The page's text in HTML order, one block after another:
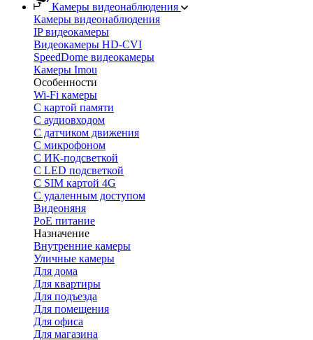
Камеры видеонаблюдения
Камеры видеонаблюдения
IP видеокамеры
Видеокамеры HD-CVI
SpeedDome видеокамеры
Камеры Imou
Особенности
Wi-Fi камеры
С картой памяти
С аудиовходом
С датчиком движения
С микрофоном
С ИК-подсветкой
С LED подсветкой
C SIM картой 4G
C удаленным доступом
Видеоняня
PoE питание
Назначение
Внутренние камеры
Уличные камеры
Для дома
Для квартиры
Для подъезда
Для помещения
Для офиса
Для магазина